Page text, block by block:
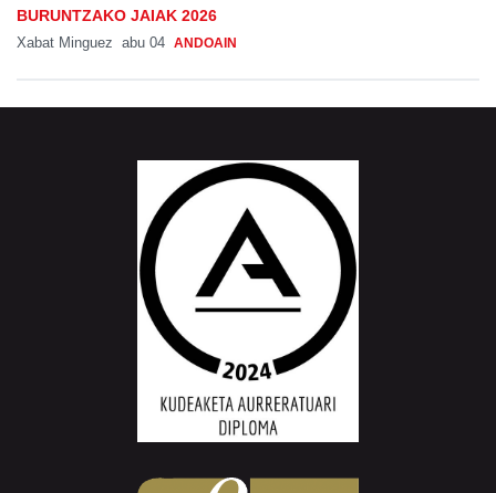
BURUNTZAKO JAIAK 2026
Xabat Minguez abu 04 ANDOAIN